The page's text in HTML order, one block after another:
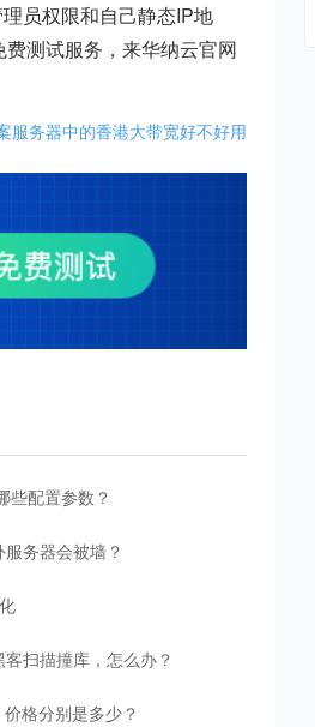
员权限和自己静态IP地
测试服务，来华纳云官网
服务器中的香港大带宽好不好用
些配置参数？
务器会被墙？
客扫描撞库，怎么办？
格分别是多少？